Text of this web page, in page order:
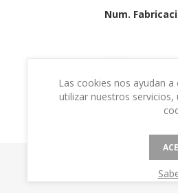
Num.
Las cookies nos ayudan
utilizar nuestros